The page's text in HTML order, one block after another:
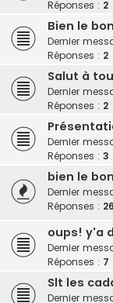
Réponses : 2
Bien le
Dernier
Réponses : 2
Salut à
Dernier
Réponses : 2
Dernier
Réponses : 3
bien le
Dernier
Réponses : 26
oups! y'a
Dernier
Réponses : 7
Slt les
Dernier